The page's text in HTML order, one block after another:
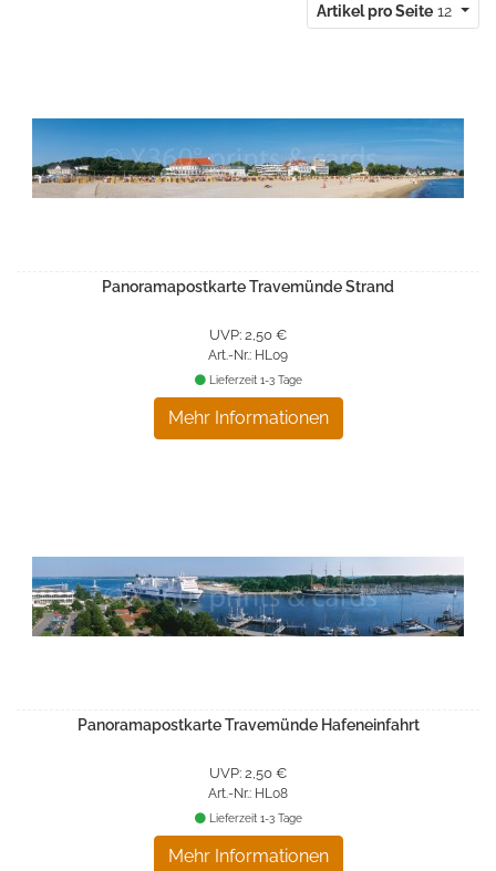
Artikel pro Seite 12
Panoramapostkarte Travemünde Strand
UVP: 2,50 €
Art.-Nr.: HL09
Mehr Informationen
Lieferzeit 1-3 Tage
Panoramapostkarte Travemünde Hafeneinfahrt
UVP: 2,50 €
Art.-Nr.: HL08
Mehr Informationen
Lieferzeit 1-3 Tage